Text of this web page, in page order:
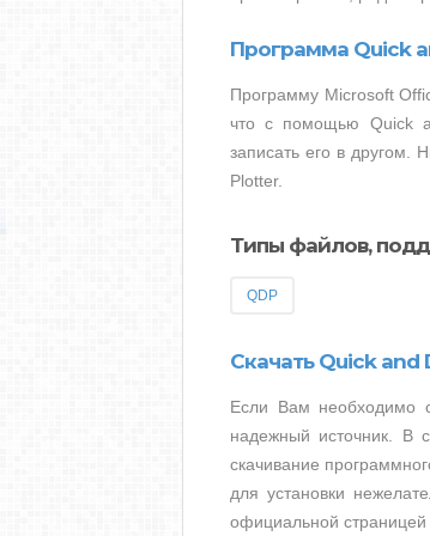
Программа Quick
Программу Microsoft
что с помощью Quick
записать его в другом.
Plotter.
Типы файлов,
QDP
Скачать Quick and
Если Вам необходимо
надежный источник. В
скачивание
для установки
официальной страницей